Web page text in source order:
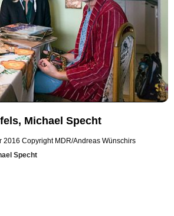
Michael Specht
2016 Copyright MDR/Andreas Wünschirs
Specht